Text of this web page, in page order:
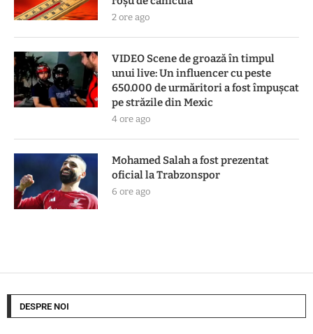
2 ore ago
VIDEO Scene de groază în timpul
unui live: Un influencer cu peste
650.000 de urmăritori a fost împușcat
pe străzile din Mexic
4 ore ago
Mohamed Salah a fost prezentat
oficial la Trabzonspor
6 ore ago
DESPRE NOI